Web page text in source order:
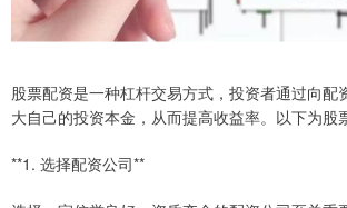
股票配资是一种杠杆交易方式，投资者通过向配
大自己的投资本金，从而提高收益率。以下为股
**1. 选择配资公司**